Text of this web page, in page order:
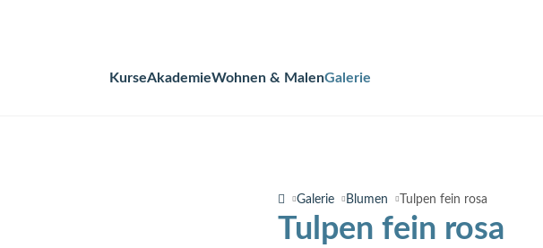
Navigation
KurseAkademieWohnen & MalenGalerie
Galerie Blumen Tulpen fein rosa
Tulpen fein rosa